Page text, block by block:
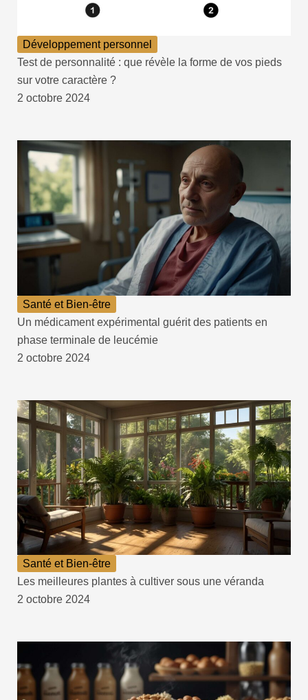
Développement personnel
Test de personnalité : que révèle la forme de vos pieds
sur votre caractère ?
2 octobre 2024
Santé et Bien-être
Un médicament expérimental guérit des patients en
phase terminale de leucémie
2 octobre 2024
Santé et Bien-être
Les meilleures plantes à cultiver sous une véranda
2 octobre 2024